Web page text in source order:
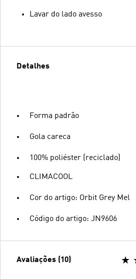
Lavar do lado avesso
Detalhes
Forma padrão
Gola careca
100% poliéster (reciclado)
CLIMACOOL
Cor do artigo: Orbit Grey Mel
Código do artigo: JN9606
Avaliações (10)